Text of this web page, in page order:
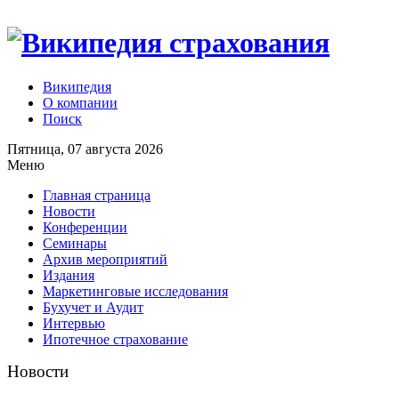
Википедия
О компании
Поиск
Пятница, 07 августа 2026
Меню
Главная страница
Новости
Конференции
Семинары
Архив мероприятий
Издания
Маркетинговые исследования
Бухучет и Аудит
Интервью
Ипотечное страхование
Новости